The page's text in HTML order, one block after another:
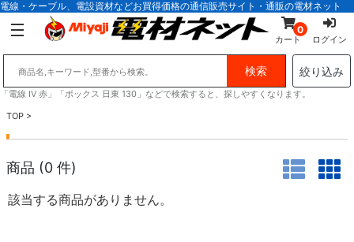
電線・ケーブル、電設資材などお買得価格の通信販売サイト・通販の電材ネット
0
カート ログイン
絞り込み
「電線 IV 赤」「ボックス 日東 130」などで検索すると、探しやすくなります。
TOP >
商品 (0 件)
該当する商品がありません。